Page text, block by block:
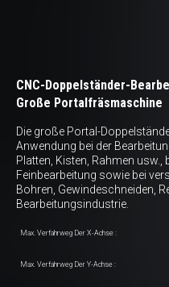
CNC-Doppelständer-
Große Portalfräsmaschine
Die große Portal-
Anwendung bei der
Platten, Kisten, Rahmen usw.,
Feinbearbeitung sowie bei
Bohren, Gewindeschneiden,
Bearbeitungsindustrie.
Max. Verfahrweg Der X-Achse :
Max. Verfahrweg Der Y-Achse :